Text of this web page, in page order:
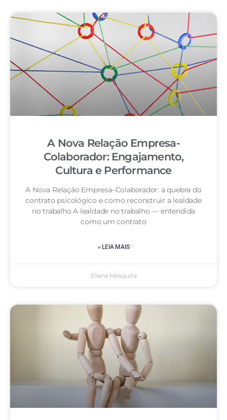
A Nova Relação Empresa-
Colaborador: Engajamento,
Cultura e Performance
A Nova Relação Empresa–Colaborador: a quebra do
contrato psicológico e como reconstruir a lealdade
no trabalho A lealdade no trabalho — entendida
como um contrato
» LEIA MAIS
Eliane Mesquita